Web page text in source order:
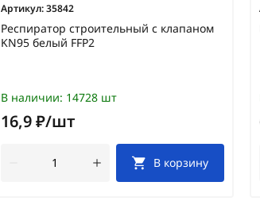
Артикул:35842
Респиратор строительный с клапаном
KN95 белый FFP2
В наличии: 14728 шт
16,9 ₽/шт
В корзину